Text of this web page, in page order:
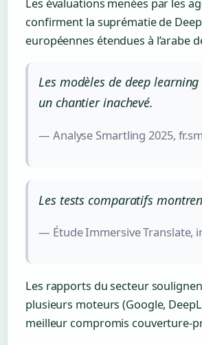
Les évaluations menées par les
confirment la suprématie de
européennes étendues à l’arabe
Les modèles de deep
un chantier inachevé.
— Analyse Smartling 2025,
Les tests comparatifs
— Étude Immersive Translate,
Les rapports du secteur
plusieurs moteurs (Google,
meilleur compromis couverture-